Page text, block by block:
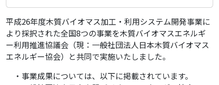
平成26年度木質バイオマス加工・利用システム開発事業に
より採択された全国8つの事業を木質バイオマスエネルギ
ー利用推進協議会（現：一般社団法人日本木質バイオマス
エネルギー協会）と共同で実施いたしました。
・事業成果については、以下に掲載されています。